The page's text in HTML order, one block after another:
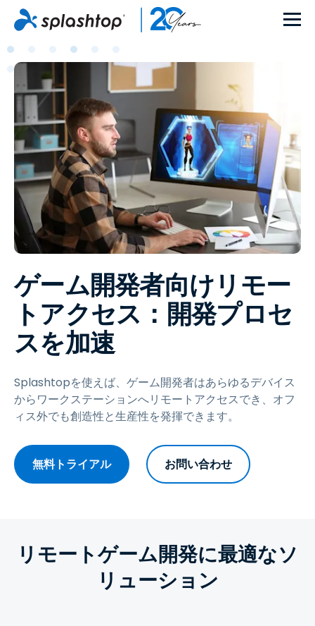
ゲーム開発者向けリモー
トアクセス：開発プロセ
スを加速
Splashtopを使えば、ゲーム開発者はあらゆるデバイス
からワークステーションへリモートアクセスでき、オフ
ィス外でも創造性と生産性を発揮できます。
無料トライアル お問い合わせ
リモートゲーム開発に最適なソ
リューション